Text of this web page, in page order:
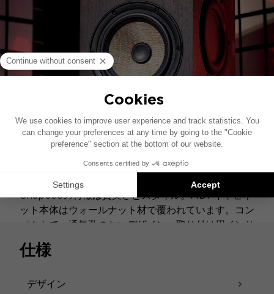
デザイン
Shape65の特徴は質実さとスタイル。MDFキャビネ
ット本体はウォールナット材で覆われています。コン
パクトで、通気孔のないデザイン、取り付け用インサ
ートにより、壁際でも最適でフレキシブルな設置が可
能です。
仕様
デザイン